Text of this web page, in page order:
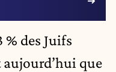
des Juifs
que